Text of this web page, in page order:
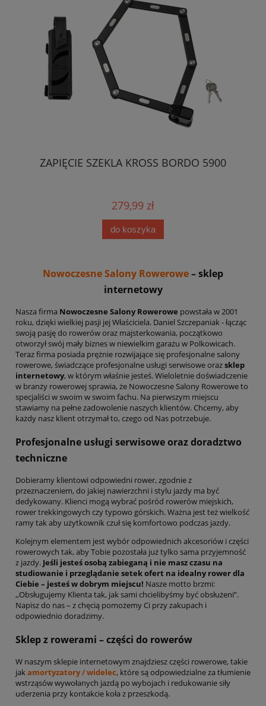
ZAPIĘCIE SZEKLA KROSS BORDO 5900
279,99 zł
do koszyka
Nowoczesne Salony Rowerowe– sklep
internetowy
Nasza firma Nowoczesne Salony Rowerowe powstała w 2001
roku, dzięki wielkiej pasji jej Właściciela. Daniel Szczepaniak - łącząc
swoją pasję do rowerów oraz majsterkowania, początkowo
otworzył swój mały biznes w niewielkim garażu w Polkowicach.
Teraz firma posiada prężnie rozwijające się profesjonalne salony
rowerowe, świadczące profesjonalne usługi serwisowe orazsklep
internetowy, w którym właśnie jesteś. Wieloletnie doświadczenie
w branży rowerowej sprawia, że Nowoczesne Salony Rowerowe to
specjaliści w swoim w swoim fachu. Na pierwszym miejscu
stawiamy na pełne zadowolenie naszych klientów. Chcemy, aby
każdy nasz klient otrzymał to, czego od Nas potrzebuje.
Profesjonalne usługi serwisowe oraz doradztwo
techniczne
Dobieramy klientowi odpowiedni rower, zgodnie z
przeznaczeniem, do jakiej nawierzchni i stylu jazdy ma być
dedykowany. Klienci mogą wybrać pośród rowerów miejskich,
rower trekkingowych czy typowo górskich. Ważna jest też wielkość
ramy tak aby użytkownik czuł się komfortowo podczas jazdy.
Kolejnym elementem jest wybór odpowiednich akcesoriów i części
rowerowych tak, aby Tobie pozostała już tylko sama przyjemność
z jazdy. Jeśli jesteś osobą zabieganą i nie masz czasu na
studiowanie i przeglądanie setek ofert na idealny rower dla
Ciebie – jesteś w dobrym miejscu! Nasze motto brzmi:
,,Obsługujemy Klienta tak, jak sami chcielibyśmy być obsłużeni”.
Napisz do nas – z chęcią pomożemy Ci przy zakupach i
odpowiednio doradzimy.
Sklep z rowerami – części do rowerów
W naszym sklepie internetowym znajdziesz części rowerowe, takie
jakamortyzatory / widelec, które są odpowiedzialne za tłumienie
wstrząsów wywołanych jazdą po wybojach i redukowanie siły
uderzenia przy kontakcie koła z przeszkodą.